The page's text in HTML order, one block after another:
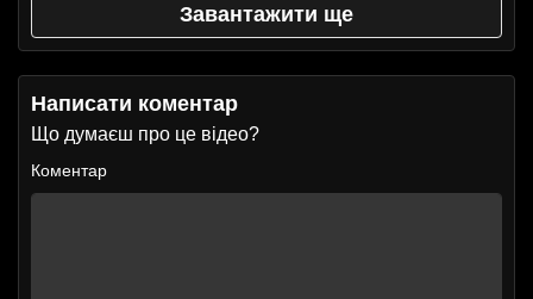
Завантажити ще
Написати коментар
Що думаєш про це відео?
Коментар